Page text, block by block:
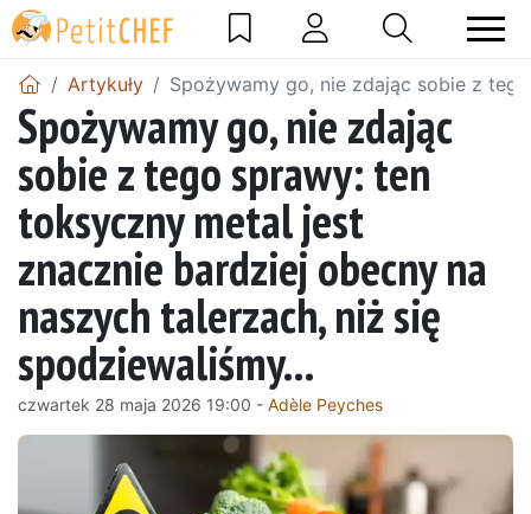
Artykuły Spożywamy go, nie zdając sobie z
Spożywamy go, nie zdając
sobie z tego sprawy: ten
toksyczny metal jest
znacznie bardziej obecny na
naszych talerzach, niż się
spodziewaliśmy...
czwartek 28 maja 2026 19:00 - Adèle Peyches